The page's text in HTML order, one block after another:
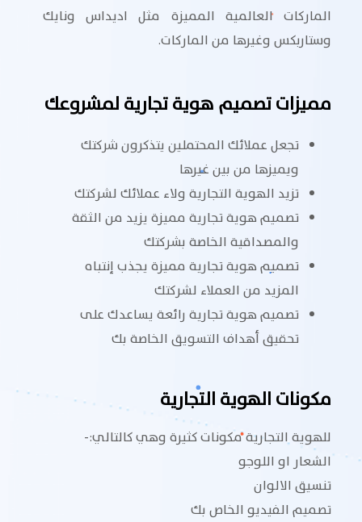
الماركات العالمية المميزة مثل اديداس ونايك
وستاربكس وغيرها من الماركات.
مميزات تصميم هوية تجارية لمشروعك
تجعل عملائك المحتملين يتذكرون شركتك
ويميزها من بين غيرها
تزيد الهوية التجارية ولاء عملائك لشركتك
تصميم هوية تجارية مميزة يزيد من الثقة
والمصداقية الخاصة بشركتك
تصميم هوية تجارية مميزة يجذب إنتباه
المزيد من العملاء لشركتك
تصميم هوية تجارية رائعة يساعدك على
تحقيق أهداف التسويق الخاصة بك
مكونات الهوية التجارية
للهوية التجارية مكونات كثيرة وهي كالتالي:-
الشعار او اللوجو
تنسيق الالوان
تصميم الفيديو الخاص بك